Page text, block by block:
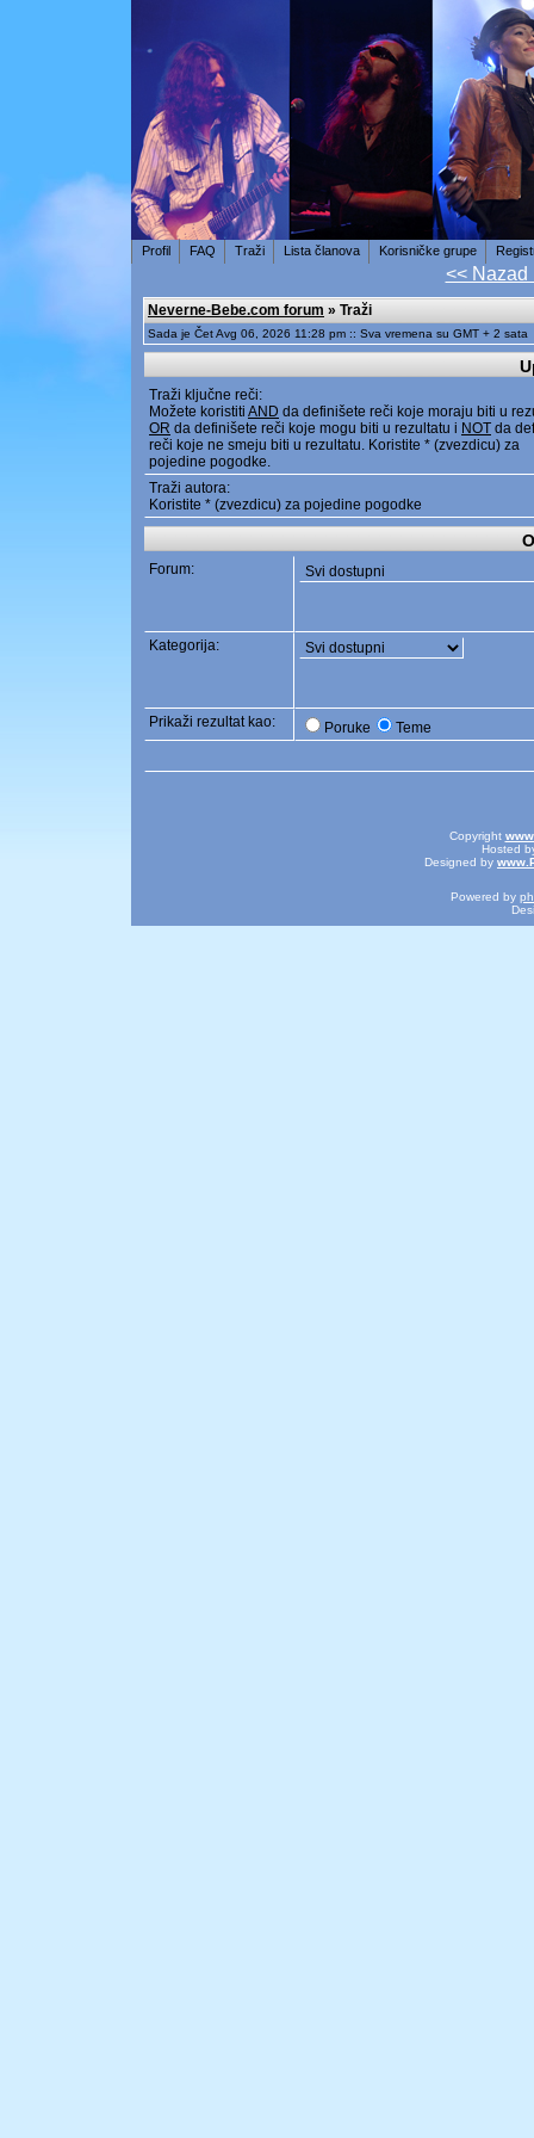
Profil FAQ Traži Lista članova Korisničke grupe
<< Nazad
Neverne-Bebe.com forum » Traži
Sada je Čet Avg 06, 2026 11:28 pm :: Sva vremena su GMT + 2 sata
Traži ključne reči:
Možete koristiti AND da definišete reči koje moraju biti u
OR da definišete reči koje mogu biti u rezultatu i NOT da
reči koje ne smeju biti u rezultatu. Koristite * (zvezdicu) za
pojedine pogodke.
Traži autora:
Koristite * (zvezdicu) za pojedine pogodke
Forum:
Kategorija:
Prikaži rezultat kao: Poruke Teme
Copyright
Hosted
Designed by
Powered by